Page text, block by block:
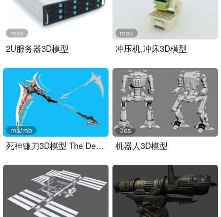
2U服务器3D模型
max
冲压机,冲床3D模型
max
死神镰刀3D模型 The Death..
ma/mb
机器人3D模型
3ds